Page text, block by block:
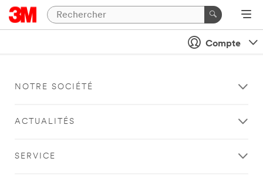
Compte
NOTRE SOCIÉTÉ
ACTUALITÉS
SERVICE